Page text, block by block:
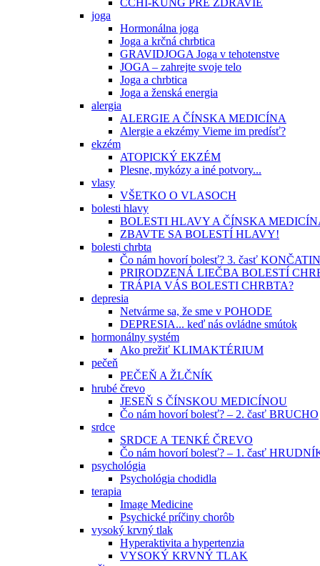
ČCHI-KUNG PRE ZDRAVIE
joga
Hormonálna joga
Joga a krčná chrbtica
GRAVIDJOGA Joga v tehotenstve
JOGA – zahrejte svoje telo
Joga a chrbtica
Joga a ženská energia
alergia
ALERGIE A ČÍNSKA MEDICÍNA
Alergie a ekzémy Vieme im predísť?
ekzém
ATOPICKÝ EKZÉM
Plesne, mykózy a iné potvory...
vlasy
VŠETKO O VLASOCH
bolesti hlavy
BOLESTI HLAVY A ČÍNSKA
ZBAVTE SA BOLESTÍ HLAVY!
bolesti chrbta
Čo nám hovorí bolesť? 3. časť
PRIRODZENÁ LIEČBA BOLESTÍ
TRÁPIA VÁS BOLESTI CHRBTA?
depresia
Netvárme sa, že sme v POHODE
DEPRESIA... keď nás ovládne smútok
hormonálny systém
Ako prežiť KLIMAKTÉRIUM
pečeň
PEČEŇ A ŽLČNÍK
hrubé črevo
JESEŇ S ČÍNSKOU MEDICÍNOU
Čo nám hovorí bolesť? – 2. časť BRUCHO
srdce
SRDCE A TENKÉ ČREVO
Čo nám hovorí bolesť? – 1. časť
psychológia
Psychológia chodidla
terapia
Image Medicine
Psychické príčiny chorôb
vysoký krvný tlak
Hyperaktivita a hypertenzia
VYSOKÝ KRVNÝ TLAK